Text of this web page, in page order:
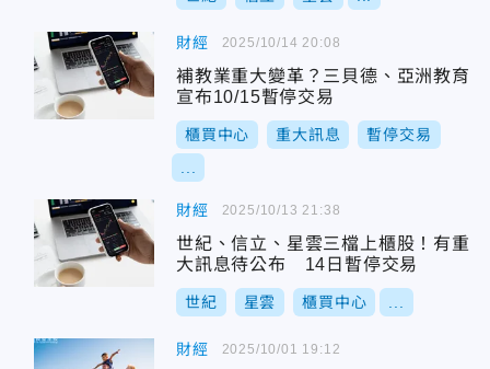
財經
補教業重大變革？三貝德、亞洲教育
宣布10/15暫停交易
櫃買中心 重大訊息 暫停交易
2025/10/14 20:08
財經
世紀、信立、星雲三檔上櫃股！有重
大訊息待公布 14日暫停交易
世紀 星雲 櫃買中心
2025/10/13 21:38
財經 2025/10/01 19:12